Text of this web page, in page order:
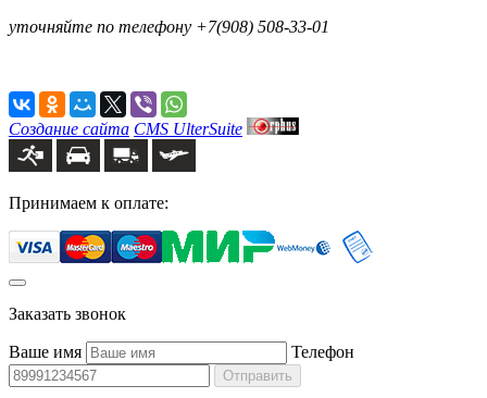
уточняйте по телефону +7(908) 508-33-01
Создание сайта CMS UlterSuite
Принимаем к оплате:
Заказать звонок
Ваше имя Телефон
Отправить